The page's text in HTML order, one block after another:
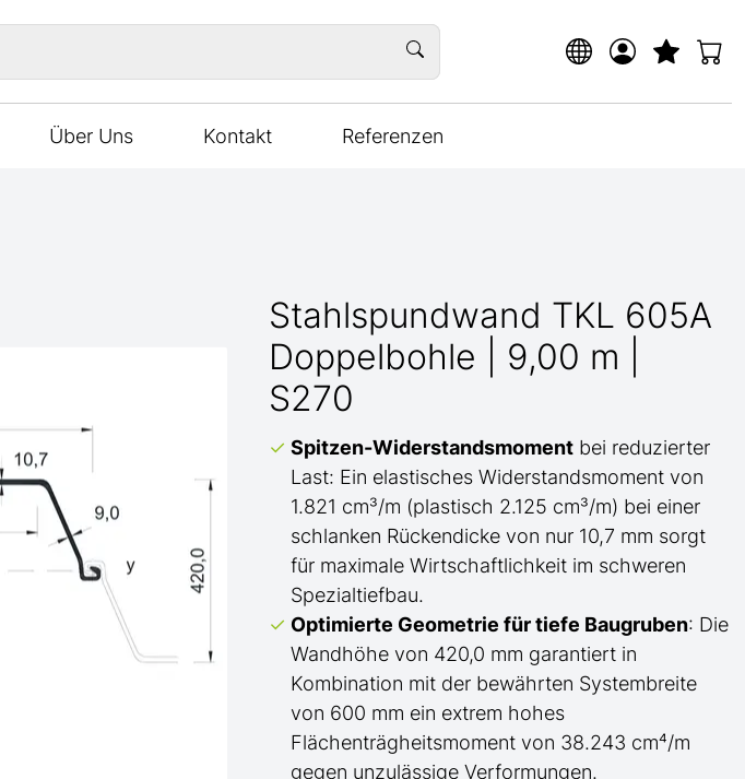
Über Uns Kontakt Referenzen
Stahlspundwand TKL 605A
Doppelbohle | 9,00 m |
S270
Spitzen-Widerstandsmoment bei reduzierter
Last: Ein elastisches Widerstandsmoment von
1.821 cm³/m (plastisch 2.125 cm³/m) bei einer
schlanken Rückendicke von nur 10,7 mm sorgt
für maximale Wirtschaftlichkeit im schweren
Spezialtiefbau.
Optimierte Geometrie für tiefe Baugruben: Die
Wandhöhe von 420,0 mm garantiert in
Kombination mit der bewährten Systembreite
von 600 mm ein extrem hohes
Flächenträgheitsmoment von 38.243 cm⁴/m
gegen unzulässige Verformungen.